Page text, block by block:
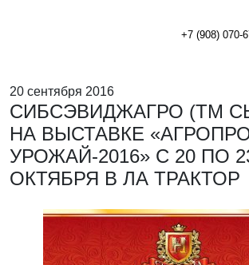
+7 (908) 070-
20 сентября 2016
СИБСЭВИДЖАГРО (ТМ
НА ВЫСТАВКЕ
УРОЖАЙ-2016» С 20 ПО
ОКТЯБРЯ В ЛА ТРАКТОР